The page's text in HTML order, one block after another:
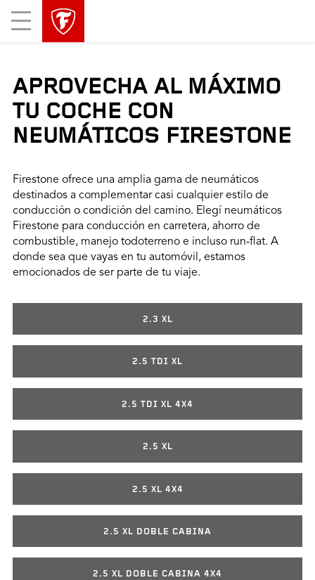
Mobile
Menu
APROVECHA AL MÁXIMO
TU COCHE CON
NEUMÁTICOS FIRESTONE
Firestone ofrece una amplia gama de neumáticos
destinados a complementar casi cualquier estilo de
conducción o condición del camino. Elegí neumáticos
Firestone para conducción en carretera, ahorro de
combustible, manejo todoterreno e incluso run-flat. A
donde sea que vayas en tu automóvil, estamos
emocionados de ser parte de tu viaje.
2.3 XL
2.5 TDI XL
2.5 TDI XL 4X4
2.5 XL
2.5 XL 4X4
2.5 XL DOBLE CABINA
2.5 XL DOBLE CABINA 4X4